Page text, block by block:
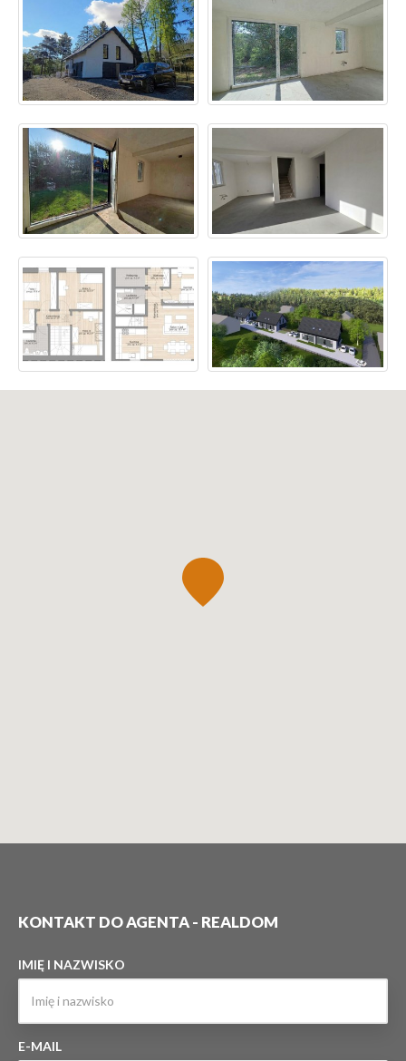
KONTAKT DO AGENTA - REALDOM
IMIĘ I NAZWISKO
E-MAIL